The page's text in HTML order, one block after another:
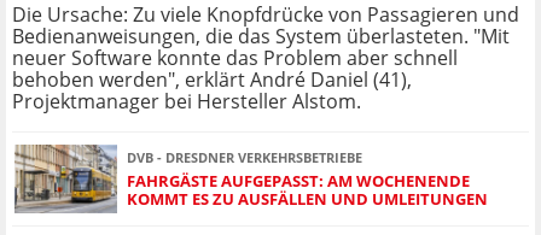
Die Ursache: Zu viele Knopfdrücke von Passagieren und
Bedienanweisungen, die das System überlasteten. "Mit
neuer Software konnte das Problem aber schnell
behoben werden", erklärt André Daniel (41),
Projektmanager bei Hersteller Alstom.
DVB - DRESDNER VERKEHRSBETRIEBE
FAHRGÄSTE AUFGEPASST: AM WOCHENENDE
KOMMT ES ZU AUSFÄLLEN UND UMLEITUNGEN